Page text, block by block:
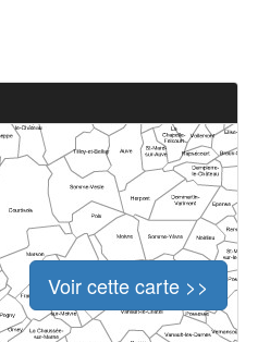
Voir cette carte >>